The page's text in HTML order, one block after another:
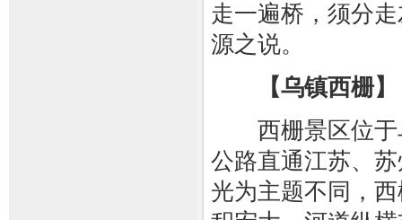
走一遍桥，须分
源之说。
【乌镇西栅】
西栅景区位于
公路直通江苏、
光为主题不同，